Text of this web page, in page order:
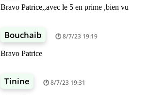
Bravo Patrice,,avec le 5 en prime ,bien vu
Bouchaib 8/7/23 19:19
Bravo Patrice
Tinine 8/7/23 19:31